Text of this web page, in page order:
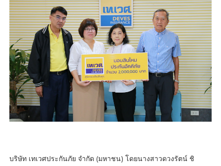
บริษัท เทเวศประกันภัย จำกัด (มหาชน) โดยนางสาวดวงรัตน์ ชิ